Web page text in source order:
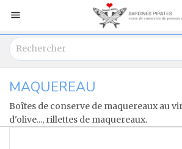

MAQUEREAU
Boîtes de conserve de maquereaux au
d'olive..., rillettes de maquereaux.